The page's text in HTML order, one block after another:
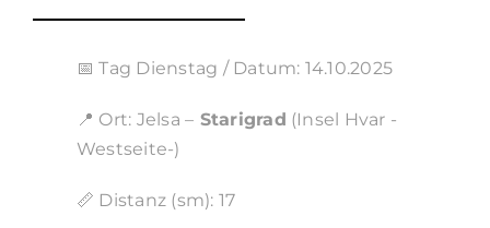
📅 Tag Dienstag / Datum: 14.10.2025
📍 Ort: Jelsa – Starigrad (Insel Hvar -
Westseite-)
📏 Distanz (sm): 17